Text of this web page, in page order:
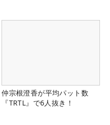
仲宗根澄香が平均パット数
『TRTL』で6人抜き！